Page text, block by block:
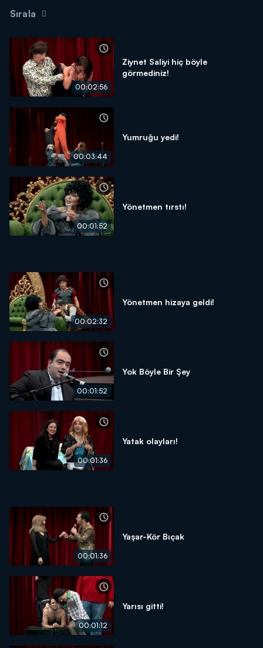
Sırala
00:02:56
Ziynet Saliyi hiç böyle
görmediniz!
00:03:44
Yumruğu yedi!
00:01:52
Yönetmen tırstı!
00:02:32
Yönetmen hizaya geldi!
00:01:52
Yok Böyle Bir Şey
00:01:36
Yatak olayları!
00:01:36
Yaşar-Kör Bıçak
00:01:12
Yarısı gitti!